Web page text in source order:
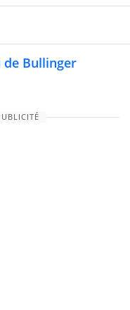
de Bullinger